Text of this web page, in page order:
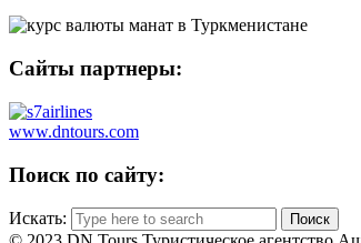
Сайты партнеры:
www.dntours.com
Поиск по сайту:
Искать: